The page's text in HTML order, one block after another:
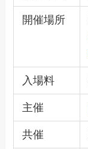
開催場所
入場料
主催
共催